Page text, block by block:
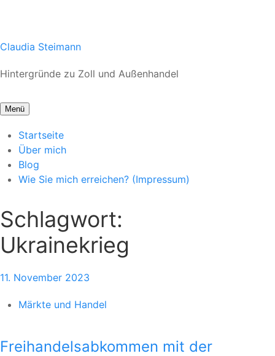
Zum
springen
Claudia Steimann
Hintergründe zu Zoll und Außenhandel
Menü
Startseite
Über mich
Blog
Wie Sie mich erreichen? (Impressum)
Schlagwort:
Ukrainekrieg
11. November 2023
Märkte und Handel
Freihandelsabkommen mit der